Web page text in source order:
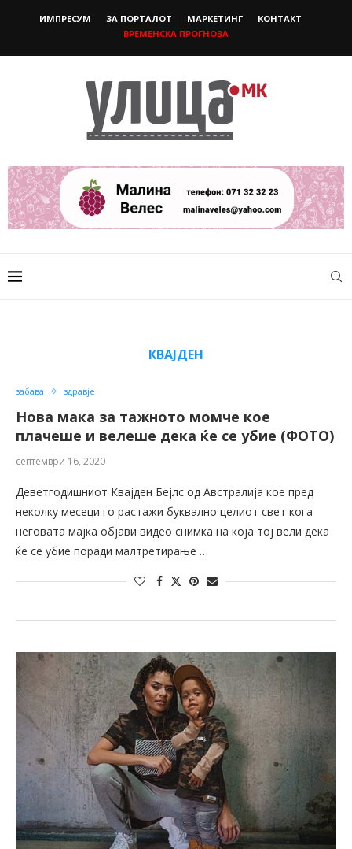
ИМПРЕСУМ ЗА ПОРТАЛОТ МАРКЕТИНГ
КОНТАКТ
ВРЕМЕНСКА ПРОГНОЗА
КВАЈДЕН
забава здравје
Нова мака за тажното момче кое
плачеше и велеше дека ќе се убие (ФОТО)
септември 16, 2020
Деветгодишниот Квајден Бејлс од Австралија кое пред
неколку месеци го растажи буквално целиот свет кога
неговата мајка објави видео снимка на која тој вели дека
ќе се убие поради малтретирање …